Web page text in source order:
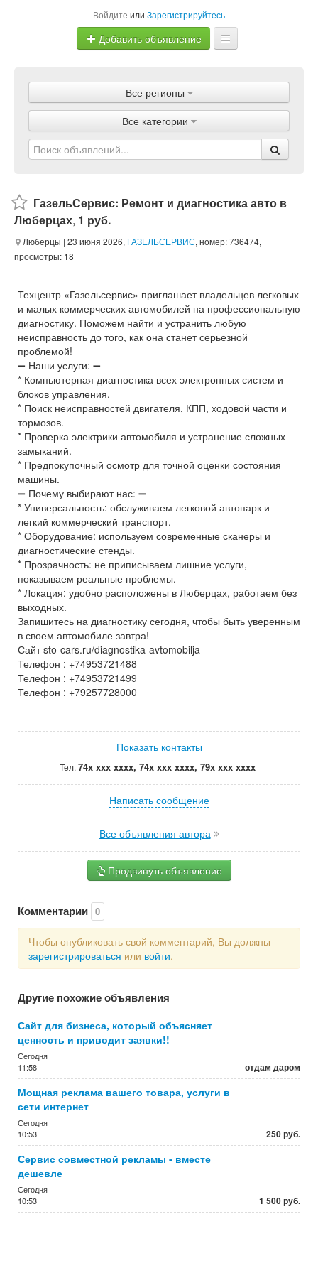
Войдите или Зарегистрируйтесь
Добавить объявление
Объявления
Магазины
Услуги
Все регионы
Все категории
ГазельСервис: Ремонт и диагностика авто в
Люберцах, 1 руб.
Люберцы | 23 июня 2026, ГАЗЕЛЬСЕРВИС, номер: 736474,
просмотры: 18
Техцентр «Газельсервис» приглашает владельцев легковых
и малых коммерческих автомобилей на профессиональную
диагностику. Поможем найти и устранить любую
неисправность до того, как она станет серьезной
проблемой!
➖ Наши услуги: ➖
* Компьютерная диагностика всех электронных систем и
блоков управления.
* Поиск неисправностей двигателя, КПП, ходовой части и
тормозов.
* Проверка электрики автомобиля и устранение сложных
замыканий.
* Предпокупочный осмотр для точной оценки состояния
машины.
➖ Почему выбирают нас: ➖
* Универсальность: обслуживаем легковой автопарк и
легкий коммерческий транспорт.
* Оборудование: используем современные сканеры и
диагностические стенды.
* Прозрачность: не приписываем лишние услуги,
показываем реальные проблемы.
* Локация: удобно расположены в Люберцах, работаем без
выходных.
Запишитесь на диагностику сегодня, чтобы быть уверенным
в своем автомобиле завтра!
Сайт sto-cars.ru/diagnostika-avtomobilja
Телефон : +74953721488
Телефон : +74953721499
Телефон : +79257728000
Показать контакты
Тел. 74x xxx xxxx, 74x xxx xxxx, 79x xxx xxxx
Написать сообщение
Все объявления автора
Продвинуть объявление
Комментарии 0
Чтобы опубликовать свой комментарий, Вы должны
зарегистрироваться или войти.
Другие похожие объявления
Сайт для бизнеса, который объясняет
ценность и приводит заявки!!
Сегодня
11:58
отдам даром
Мощная реклама вашего товара, услуги в
сети интернет
Сегодня
10:53
250 руб.
Сервис совместной рекламы - вместе
дешевле
Сегодня
10:53
1 500 руб.